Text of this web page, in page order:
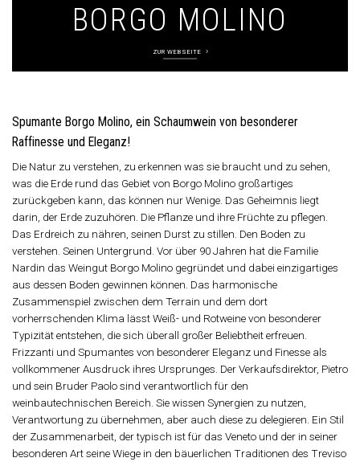
BORGO MOLINO
ZUR WEBSEITE
Spumante Borgo Molino, ein Schaumwein von besonderer
Raffinesse und Eleganz!
Die Natur zu verstehen, zu erkennen was sie braucht und zu sehen,
was die Erde rund das Gebiet von Borgo Molino großartiges
zurückgeben kann, das können nur Wenige. Das Geheimnis liegt
darin, der Erde zuzuhören. Die Pflanze und ihre Früchte zu pflegen.
Das Erdreich zu nähren, seinen Durst zu stillen. Den Boden zu
verstehen. Seinen Untergrund. Vor über 90 Jahren hat die Familie
Nardin das Weingut Borgo Molino gegründet und dabei einzigartiges
aus dessen Boden gewinnen können. Das harmonische
Zusammenspiel zwischen dem Terrain und dem dort
vorherrschenden Klima lässt Weiß- und Rotweine von besonderer
Typizität entstehen, die sich überall großer Beliebtheit erfreuen.
Frizzanti und Spumantes von besonderer Eleganz und Finesse als
vollkommener Ausdruck ihres Ursprunges. Der Verkaufsdirektor, Pietro
und sein Bruder Paolo sind verantwortlich für den
weinbautechnischen Bereich. Sie wissen Synergien zu nutzen,
Verantwortung zu übernehmen, aber auch diese zu delegieren. Ein Stil
der Zusammenarbeit, der typisch ist für das Veneto und der in seiner
besonderen Art seine Wiege in den bäuerlichen Traditionen des Treviso